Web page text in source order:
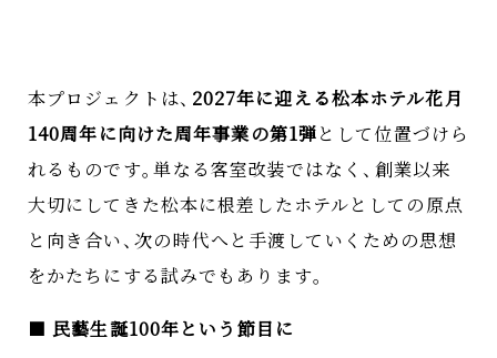
本プロジェクトは、2027年に迎える松本ホテル花月
140周年に向けた周年事業の第1弾として位置づけら
れるものです。単なる客室改装ではなく 、創業以来
大切にしてきた松本に根差したホテルとしての原点
と向き合い、次の時代へと手渡していくための思想
をかたちにする試みでもあります。
■民藝生誕100年という節目に